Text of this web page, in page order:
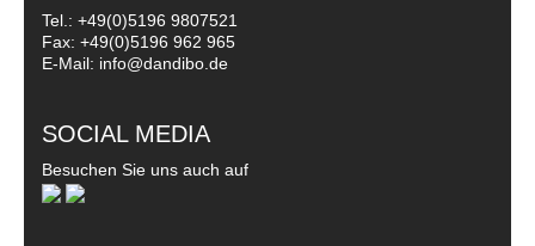
Tel.: +49(0)5196 9807521
Fax: +49(0)5196 962 965
E-Mail: info@dandibo.de
SOCIAL MEDIA
Besuchen Sie uns auch auf